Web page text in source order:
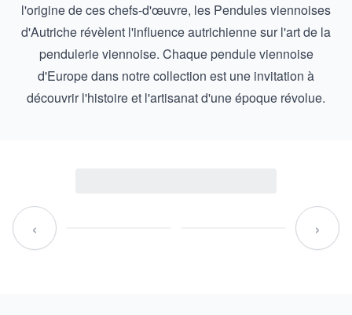
l'origine de ces chefs-d'œuvre, les Pendules viennoises
d'Autriche révèlent l'influence autrichienne sur l'art de la
pendulerie viennoise. Chaque pendule viennoise
d'Europe dans notre collection est une invitation à
découvrir l'histoire et l'artisanat d'une époque révolue.
‹ ›